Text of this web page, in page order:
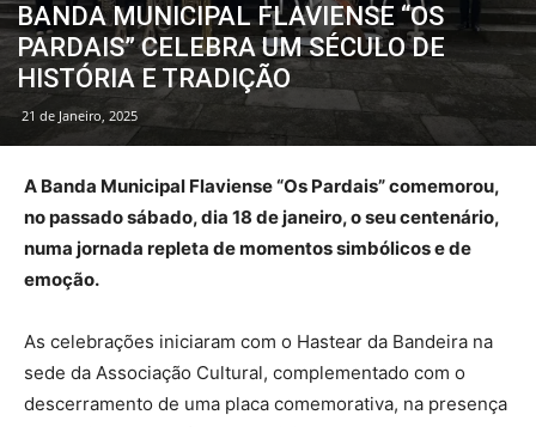
BANDA MUNICIPAL FLAVIENSE “OS
PARDAIS” CELEBRA UM SÉCULO DE
HISTÓRIA E TRADIÇÃO
21 de Janeiro, 2025
A Banda Municipal Flaviense “Os Pardais” comemorou,
no passado sábado, dia 18 de janeiro, o seu centenário,
numa jornada repleta de momentos simbólicos e de
emoção.
As celebrações iniciaram com o Hastear da Bandeira na
sede da Associação Cultural, complementado com o
descerramento de uma placa comemorativa, na presença